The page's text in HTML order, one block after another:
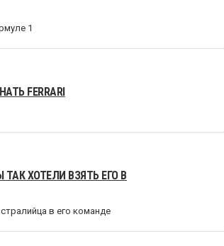
1
FERRARI
ХОТЕЛИ ВЗЯТЬ ЕГО В
в его команде